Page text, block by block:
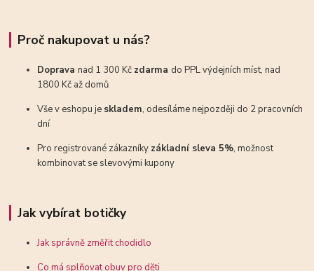
Proč nakupovat u nás?
Dopravanad 1 300 Kč zdarma do PPL výdejních míst, nad
1800 Kč až domů
Vše v eshopu je skladem, odesíláme nejpozději do 2 pracovních
dní
Pro registrované zákazníky základní sleva 5%, možnost
kombinovat se slevovými kupony
Jak vybírat botičky
Jak správně změřit chodidlo
Co má splňovat obuv pro děti